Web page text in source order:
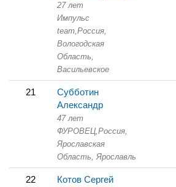
27 лет
Импульс
team,Россия,
Вологодская
Область,
Васильевское
21
Субботин
Александр
47 лет
ФУРОВЕЦ,Россия,
Ярославская
Область, Ярославль
22 Котов Сергей